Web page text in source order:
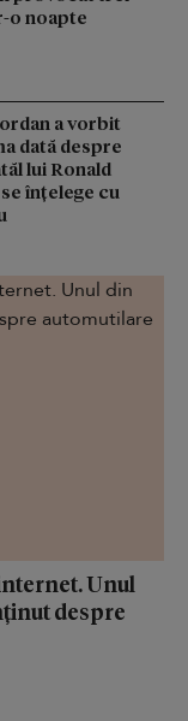
o noapte
a vorbit
dată despre
lui Ronald
înțelege cu
Unul
despre